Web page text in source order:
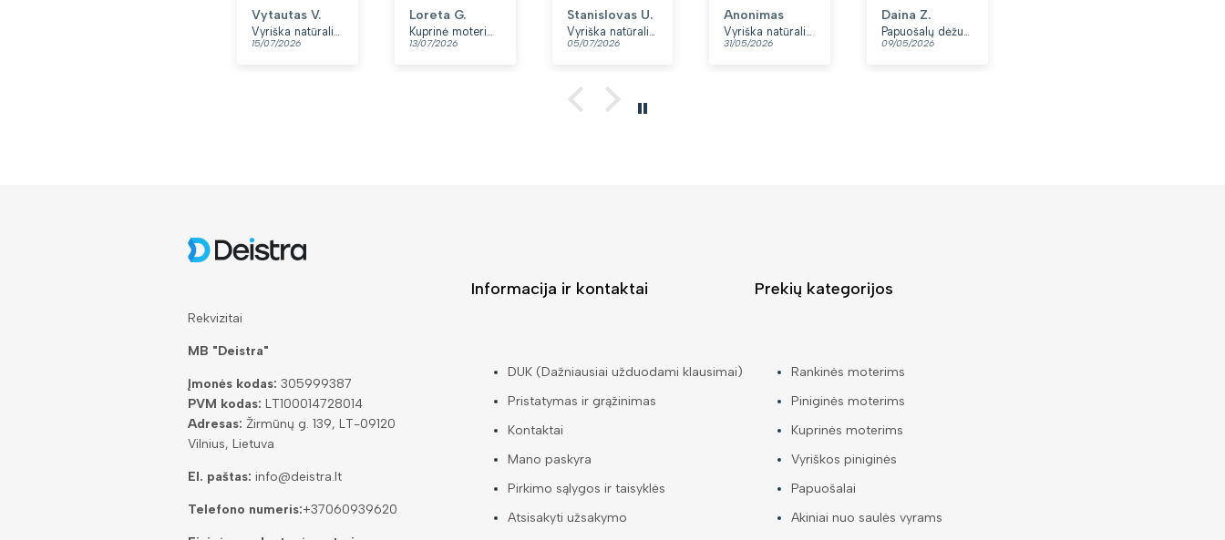
Vytautas V.
Vyriška natūralios odos rankinė per petį „Rovicky“, juoda
15/07/2026
Patinka, kad
yra du skyriai.
👍
Loreta G.
Kuprinė moterims Peterson, tamsiai mėlyna K12
13/07/2026
Stanislovas U.
Vyriška natūralios odos rankinė per petį „Rovicky“, juoda
05/07/2026
Anonimas
Vyriška natūralios odos rankinė per petį „Rovicky“, juoda, su užtrauktuku
31/05/2026
Daina Z.
Papuošalų dėžutė T32-1
09/05/2026
Rekvizitai
MB "Deistra"
Įmonės kodas: 305999387
PVM kodas: LT100014728014
Adresas: Žirmūnų g. 139, LT-09120
Vilnius, Lietuva
El. paštas: info@deistra.lt
Telefono numeris:+37060939620
Informacija ir kontaktai
DUK (Dažniausiai užduodami klausimai)
Pristatymas ir grąžinimas
Kontaktai
Mano paskyra
Pirkimo sąlygos ir taisyklės
Atsisakyti užsakymo
Prekių kategorijos
Rankinės moterims
Piniginės moterims
Kuprinės moterims
Vyriškos piniginės
Papuošalai
Akiniai nuo saulės vyrams